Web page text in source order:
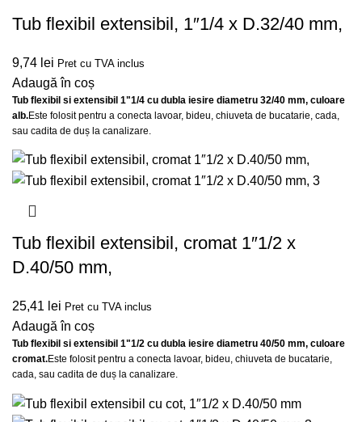
Tub flexibil extensibil, 1″1/4 x D.32/40 mm,
9,74 lei Pret cu TVA inclus
Adaugă în coș
Tub flexibil si extensibil 1"1/4 cu dubla iesire diametru 32/40 mm, culoare
alb.Este folosit pentru a conecta lavoar, bideu, chiuveta de bucatarie, cada,
sau cadita de duș la canalizare.
Tub flexibil extensibil, cromat 1″1/2 x
D.40/50 mm,
25,41 lei Pret cu TVA inclus
Adaugă în coș
Tub flexibil si extensibil 1"1/2 cu dubla iesire diametru 40/50 mm, culoare
cromat.Este folosit pentru a conecta lavoar, bideu, chiuveta de bucatarie,
cada, sau cadita de duș la canalizare.